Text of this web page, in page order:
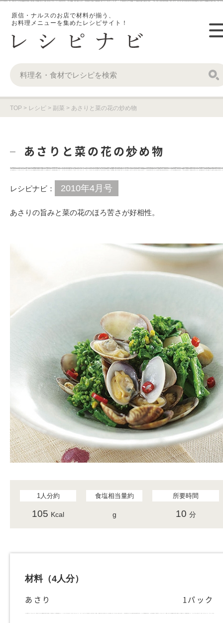
原信・ナルスのお店で材料が揃う、
お料理メニューを集めたレシピサイト！
TOP > レシピ > 副菜 > あさりと菜の花の炒め物
あさりと菜の花の炒め物
レシピナビ： 2010年4月号
あさりの旨みと菜の花のほろ苦さが好相性。
1人分約
105 Kcal
食塩相当量約
g
所要時間
10 分
材料（4人分）
あさり 1パック